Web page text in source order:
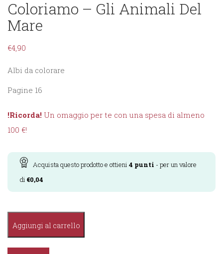
Coloriamo – Gli Animali Del
Mare
€4,90
Albi da colorare
Pagine 16
!Ricorda! Un omaggio per te con una spesa di almeno
100 €!
Acquista questo prodotto e ottieni 4 punti - per un valore
di €0,04
Gli
Aggiungi al carrello